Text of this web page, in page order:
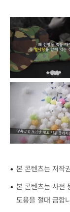
• 본 콘텐츠는 저작
• 본 콘텐츠는 사전
도용을 절대 금합